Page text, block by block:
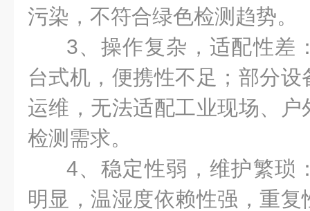
污染，不符合绿色检测趋势。
3、操作复杂，适配性差
台式机，便携性不足；部分
运维，无法适配工业现场、
检测需求。
4、稳定性弱，维护繁琐
明显，温湿度依赖性强，重